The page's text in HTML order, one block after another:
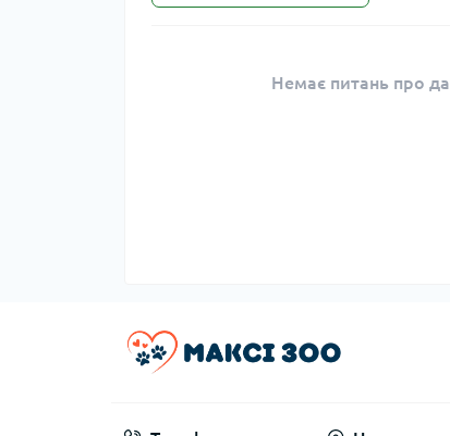
Немає питань про